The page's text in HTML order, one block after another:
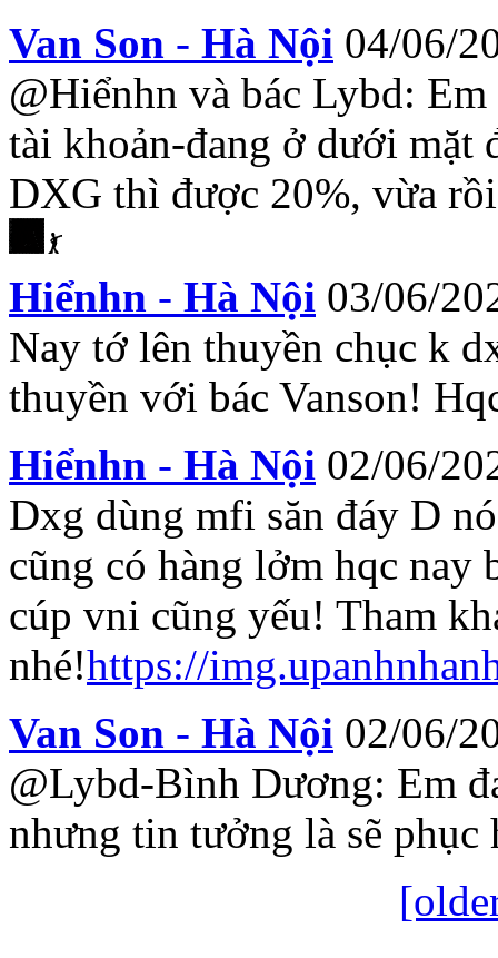
Van Son - Hà Nội 04/06/
@Hiểnhn và bác Lybd:
tài khoản-đang ở dưới mặt
DXG thì được 20%, vừa
Hiểnhn - Hà Nội 03/06/
Nay tớ lên thuyền chục k
thuyền với bác Vanson!
Hiểnhn - Hà Nội 02/06/
Dxg dùng mfi săn đáy D
cũng có hàng lởm hqc
cúp vni cũng yếu! Tham
nhé!https://
Van Son - Hà Nội 02/06/
@Lybd-Bình Dương: Em
nhưng tin tưởng là sẽ